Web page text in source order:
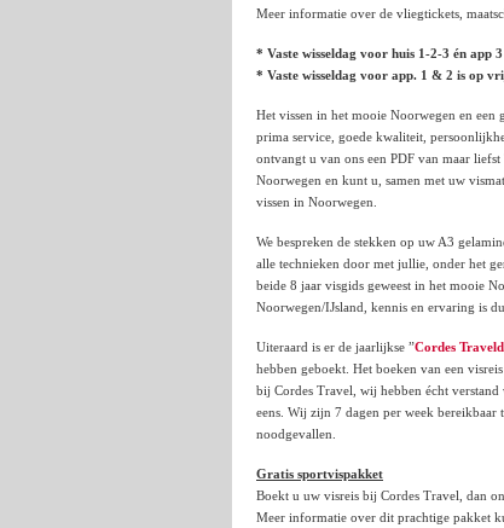
Meer informatie over de vliegtickets,
* Vaste wisseldag voor huis 1-2-3 én app
* Vaste wisseldag voor app. 1 & 2 is op
Het vissen in het mooie Noorwegen en een
prima service, goede kwaliteit,
ontvangt u van ons een PDF van maar
Noorwegen en kunt u, samen met uw
vissen in Noorwegen.
We bespreken de stekken op uw A3
alle technieken door met jullie, onder het
beide 8 jaar visgids geweest in het mooie
Noorwegen/IJsland, kennis en ervaring is
Uiteraard is er de jaarlijkse ”Cordes
hebben geboekt. Het boeken van een
bij Cordes Travel, wij hebben écht verstand
eens. Wij zijn 7 dagen per week
noodgevallen.
Gratis sportvispakket
Boekt u uw visreis bij Cordes Travel, dan
Meer informatie over dit prachtige pakket